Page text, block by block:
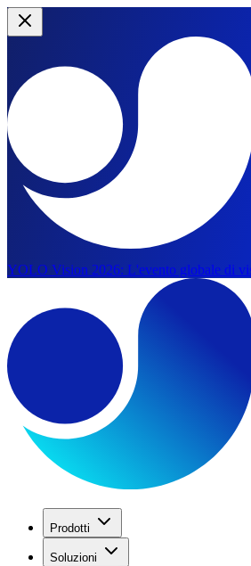
YOLO Vision 2026: L'evento globale di
Prodotti
Soluzioni